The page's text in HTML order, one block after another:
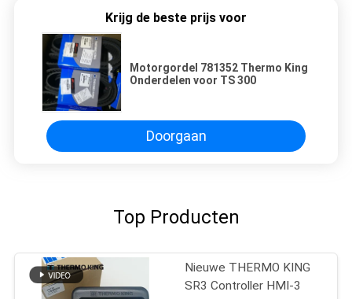
Krijg de beste prijs voor
Motorgordel 781352 Thermo King
Onderdelen voor TS 300
Doorgaan
Top Producten
Nieuwe THERMO KING
SR3 Controller HMI-3